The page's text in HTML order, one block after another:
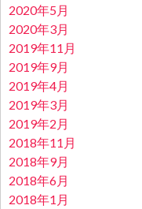
2020年5月
2020年3月
2019年11月
2019年9月
2019年4月
2019年3月
2019年2月
2018年11月
2018年9月
2018年6月
2018年1月